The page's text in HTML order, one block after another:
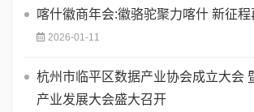
喀什徽商年会:徽骆驼聚力喀什 新征
2026-01-11
杭州市临平区数据产业协会成立大会
产业发展大会盛大召开